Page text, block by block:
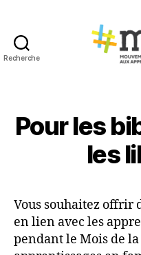
Recherche
Pour les
les
Vous souhaitez offrir
en lien avec les
pendant le Mois de